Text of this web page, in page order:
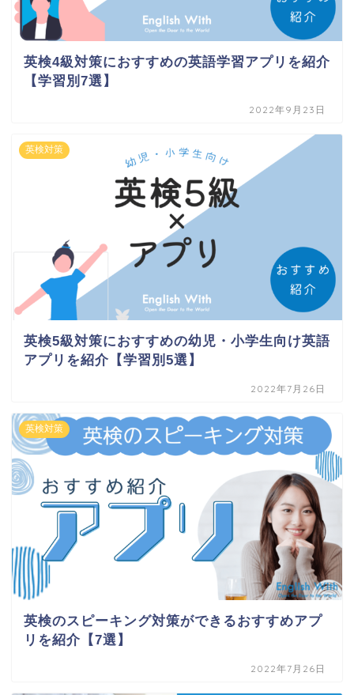
英検4級対策におすすめの英語学習アプリを紹介
【学習別7選】
2022年9月23日
英検対策
英検5級対策におすすめの幼児・小学生向け英語
アプリを紹介【学習別5選】
2022年7月26日
英検対策
英検のスピーキング対策ができるおすすめアプ
リを紹介【7選】
2022年7月26日